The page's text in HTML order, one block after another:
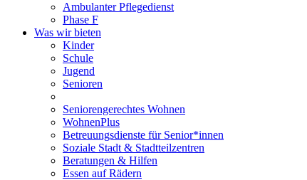
Ambulanter Pflegedienst
Phase F
Was wir bieten
Kinder
Schule
Jugend
Senioren
Seniorengerechtes Wohnen
WohnenPlus
Betreuungsdienste für Senior*innen
Soziale Stadt & Stadtteilzentren
Beratungen & Hilfen
Essen auf Rädern